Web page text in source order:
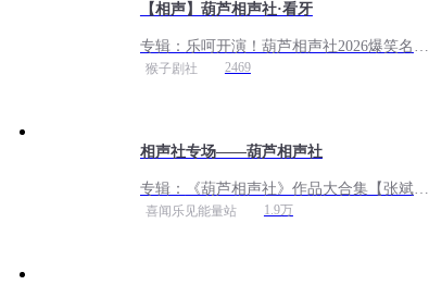
【相声】葫芦相声社·看牙
专辑： 乐呵开演！葫芦相声社2026爆笑名段
合集丨免费听
猴子剧社 2469
相声社专场——葫芦相声社
专辑：
《葫芦相声社》作品大合集【张斌&
张锋岩】
喜闻乐见能量站 1.9万